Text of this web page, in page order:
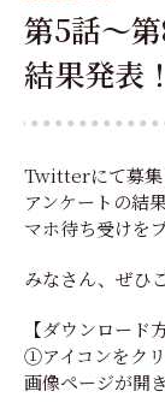
第5話～
結果発表！
Twitterにて募集
アンケートの結
マホ待ち受けを
みなさん、ぜひ
【ダウンロード
①アイコンをク
画像ページが開き